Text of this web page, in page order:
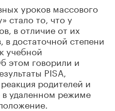
уроков массового
стало то, что у
в отличие от их
в достаточной степени
учебной
этом говорили и
PISA,
родителей и
удаленном режиме